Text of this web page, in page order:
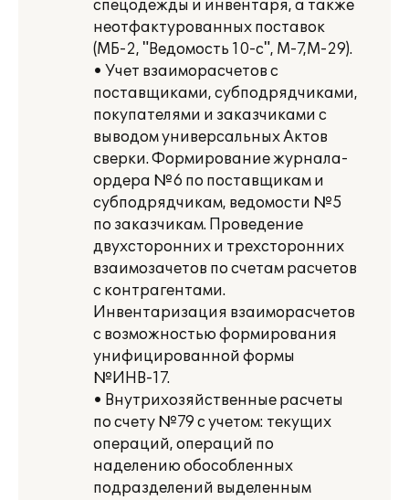
спецодежды и инвентаря, а также
неотфактурованных поставок
(МБ-2, "Ведомость 10-с", М-7,М-29).
• Учет взаиморасчетов с
поставщиками, субподрядчиками,
покупателями и заказчиками с
выводом универсальных Актов
сверки. Формирование журнала-
ордера №6 по поставщикам и
субподрядчикам, ведомости №5
по заказчикам. Проведение
двухсторонних и трехсторонних
взаимозачетов по счетам расчетов
с контрагентами.
Инвентаризация взаиморасчетов
с возможностью формирования
унифицированной формы
№ИНВ-17.
• Внутрихозяйственные расчеты
по счету №79 с учетом: текущих
операций, операций по
наделению обособленных
подразделений выделенным